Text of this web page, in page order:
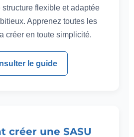
structure flexible et adaptée
Apprenez toutes les
créer en toute simplicité.
le guide
créer une SASU